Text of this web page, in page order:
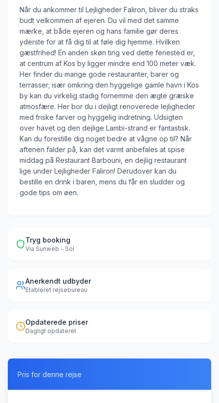
Når du ankommer til Lejligheder Faliron, bliver du straks
budt velkommen af ejeren. Du vil med det samme
mærke, at både ejeren og hans familie gør deres
yderste for at få dig til at føle dig hjemme. Hvilken
gæstfrihed! En anden skøn ting ved dette feriested er,
at centrum af Kos by ligger mindre end 100 meter væk.
Her finder du mange gode restauranter, barer og
terrasser; især omkring den hyggelige gamle havn i Kos
by kan du virkelig stadig fornemme den ægte græske
atmosfære. Her bor du i dejligt renoverede lejligheder
med friske farver og hyggelig indretning. Udsigten
over havet og den dejlige Lambi-strand er fantastisk.
Kan du forestille dig noget bedre at vågne op til? Når
aftenen falder på, kan det varmt anbefales at spise
middag på Restaurant Barbouni, en dejlig restaurant
lige under Lejligheder Faliron! Derudover kan du
bestille en drink i baren, mens du får en sludder og
gode tips om øen.
Tryg booking
Via Sunweb - Sol
Anerkendt udbyder
Etableret rejsebureau
Opdaterede priser
Dagligt opdateret
Pris for denne rejse